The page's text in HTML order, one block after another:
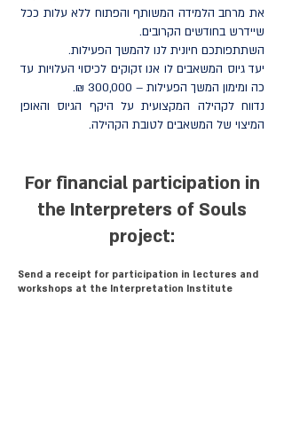
את מרחב הלמידה המשותף והפתוח ללא עלות ככל
שיידרש בחודשים הקרובים.
השתתפותכם חיונית לנו להמשך הפעילות.
יעד גיוס המשאבים לו אנו זקוקים לכיסוי העלויות עד
כה ומימון המשך הפעילות – 300,000 ₪.
נדווח לקהילה המקצועית על היקף הגיוס והאופן
המיצוי של המשאבים לטובת הקהילה.
For financial participation in
the Interpreters of Souls
project:
Send a receipt for participation in lectures and
workshops at the Interpretation Institute